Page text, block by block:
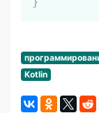
Kotlin